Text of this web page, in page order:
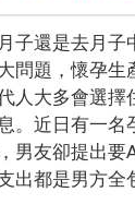
子還是去月子
問題，懷孕生
人大多會選擇
。近日有一名
男友卻提出要
出都是男方